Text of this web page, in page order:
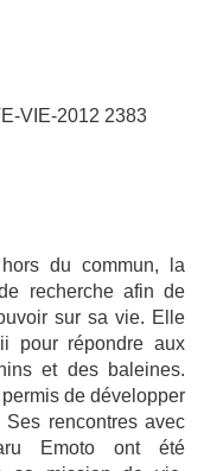
du commun, la
recherche afin de
sur sa vie. Elle
pour répondre aux
et des baleines.
de développer
Ses rencontres avec
Emoto ont été